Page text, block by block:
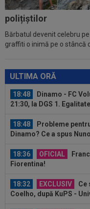
polițiștilor
Bărbatul devenit celebru
graffiti o inimă pe o stâncă
ULTIMA ORĂ
18:23
Catalanii
acord total pentru Rodri!
18:20
(P) O nouă
Superbet pentru etapa #4
Bistrița 0-0, ACUM,
etapei...
18:48
Dinamo - FC
21:30, la DGS 1.
18:48
Probleme
Dinamo? Ce a spus
18:36 OFICIAL
Fiorentina!
18:32 EXCLUSIV
Ce
Coelho, după KuPS -